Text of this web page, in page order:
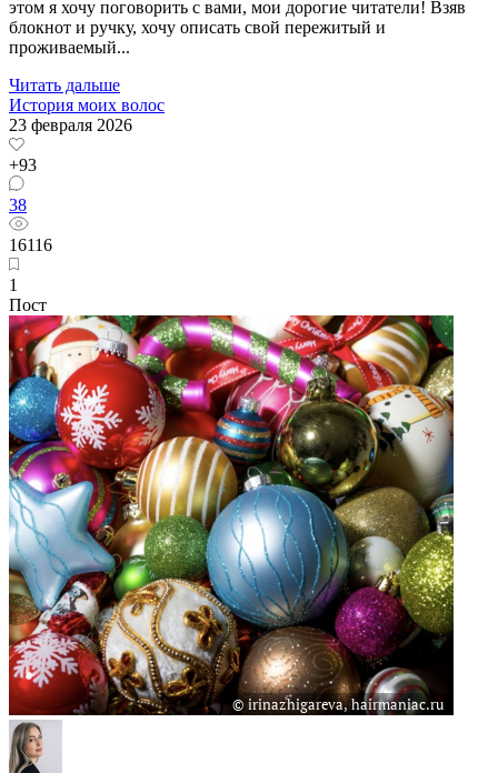
этом я хочу поговорить с вами, мои дорогие читатели! Взяв
блокнот и ручку, хочу описать свой пережитый и
проживаемый...
Читать дальше
История моих волос
23 февраля 2026
+93
38
16116
1
Пост